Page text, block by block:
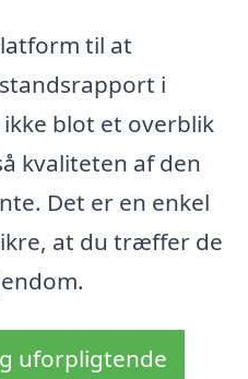
til at
i
blot et overblik
kvaliteten af den
Det er en enkel
at du træffer de
uforpligtende